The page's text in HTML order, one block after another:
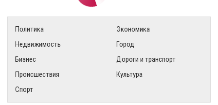
Политика
Экономика
Недвижимость
Город
Бизнес
Дороги и транспорт
Происшествия
Культура
Спорт